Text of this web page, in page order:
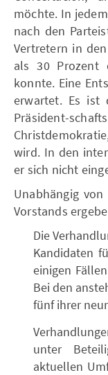
möchte. In
nach den
Vertretern in
als 30 Prozent
konnte. Eine
erwartet. Es ist
Präsident-
wird. In den
er sich nicht
Unabhängig
Vorstands
Die
Kandidaten
einigen
Bei den
fünf ihrer
unter
aktuellen